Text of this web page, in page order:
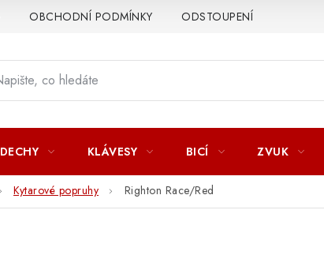
OBCHODNÍ PODMÍNKY ODSTOUPENÍ OD SMLOUVY
DECHY KLÁVESY BICÍ ZVUK
Kytarové popruhy Righton Race/Red